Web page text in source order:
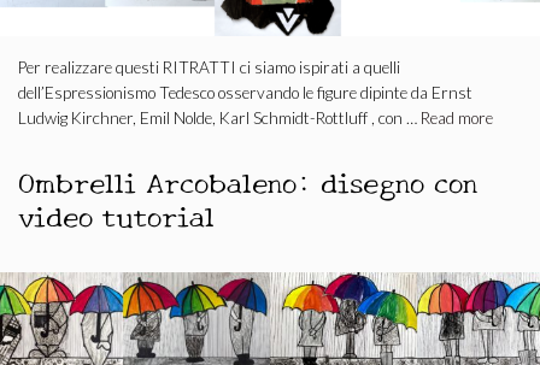
Per realizzare questi RITRATTI ci siamo ispirati a quelli
dell’Espressionismo Tedesco osservando le figure dipinte da Ernst
Ludwig Kirchner, Emil Nolde, Karl Schmidt-Rottluff , con … Read more
Ombrelli Arcobaleno: disegno con
video tutorial